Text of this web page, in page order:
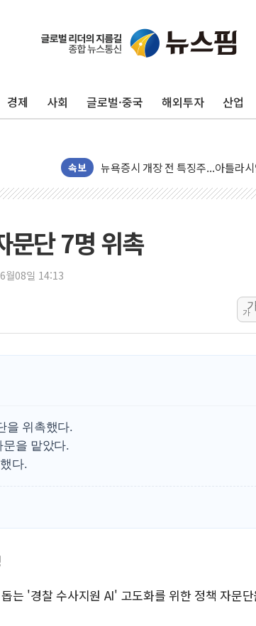
경제 사회 글로벌·중국 해외투자 산업
속보
美 고용 쇼크에 엔화 장중 급등…시
[AI MY 뉴스] 뉴욕 반도체주 프리
[종합] 美 7월 고용 2만3000명 감
[사진] 이슬람 수니파 3개국, 공동
보훈부, 미 DPAA와 MOU… "6·25
트럼프 "금리 내려야"…파월 때와
李 "해남 태양광, 대한민국 다음
李 대통령, '6시간 마라톤 부동산 2
[사진] 빈살만과 에르도안의 만남
이란와이어 "이란 최고지도자 위
남동발전, 해남군에 국내 최대 규
[인도증시] 중동 불안 속 유가 상승
신길동 신축도 3.3㎡당 7250만원
문단 7명 위촉
월08일 14:13
가
을 위촉했다.
을 맡았다.
다.
는 '경찰 수사지원 AI' 고도화를 위한 정책 자문